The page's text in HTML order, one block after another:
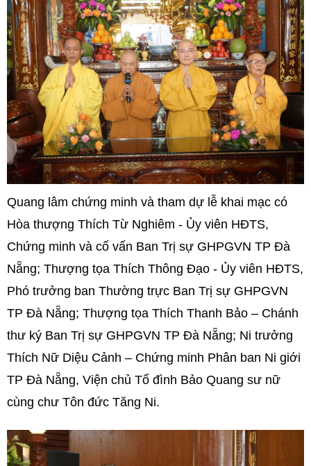
Quang lâm chứng minh và tham dự lễ khai mạc có
Hòa thượng Thích Từ Nghiêm - Ủy viên HĐTS,
Chứng minh và cố vấn Ban Trị sự GHPGVN TP Đà
Nẵng; Thượng tọa Thích Thông Đạo - Ủy viên HĐTS,
Phó trưởng ban Thường trực Ban Trị sự GHPGVN
TP Đà Nẵng; Thượng tọa Thích Thanh Bảo – Chánh
thư ký Ban Trị sự GHPGVN TP Đà Nẵng; Ni trưởng
Thích Nữ Diệu Cảnh – Chứng minh Phân ban Ni giới
TP Đà Nẵng, Viện chủ Tổ đình Bảo Quang sư nữ
cùng chư Tôn đức Tăng Ni.